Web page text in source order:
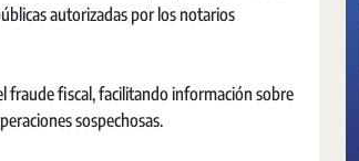
autorizadas por los notarios
fraude fiscal, facilitando información sobre
sospechosas.